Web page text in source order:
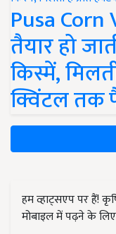
Pusa
तैयार हो
किस्में,
क्विंटल तक
हम व्हाट्सएप पर हैं!
मोबाइल में पढ़ने के